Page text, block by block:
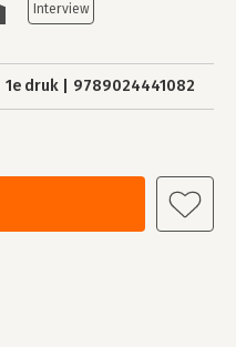
1e druk 9789024441082